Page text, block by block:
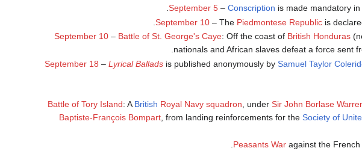
September 5 –Conscription is made mandatory
September 10 – The Piedmontese Republic is
September 10 – Battle of St. George's Caye: Off the coast of British Honduras
nationals and African slaves defeat a force sent
September 18 – Lyrical Balladsis published anonymously by Samuel Taylor
Battle of Tory Island: A British Royal Navy squadron , underSir John Borlase
Baptiste-François Bompart , from landing reinforcements for theSociety of
Peasants War against the
.